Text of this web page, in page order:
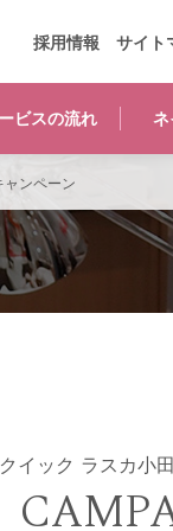
ビスの流れ ネ
採用情報 サイト
イック ラスカ小
ャンペーン